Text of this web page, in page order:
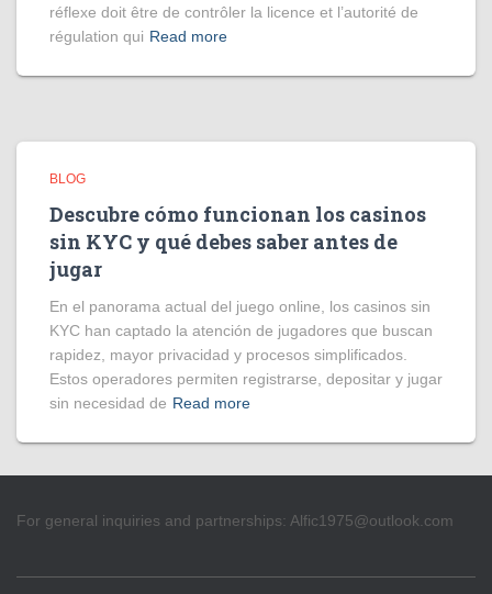
réflexe doit être de contrôler la licence et l’autorité de
régulation qui Read more
BLOG
Descubre cómo funcionan los casinos
sin KYC y qué debes saber antes de
jugar
En el panorama actual del juego online, los casinos sin
KYC han captado la atención de jugadores que buscan
rapidez, mayor privacidad y procesos simplificados.
Estos operadores permiten registrarse, depositar y jugar
sin necesidad de Read more
For general inquiries and partnerships: Alfic1975@outlook.com